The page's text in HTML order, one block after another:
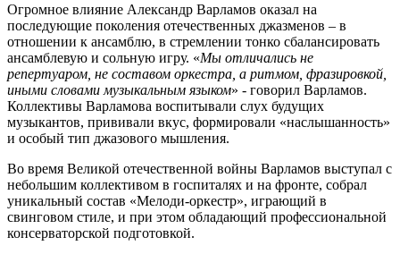
Огромное влияние Александр Варламов оказал на
последующие поколения отечественных джазменов – в
отношении к ансамблю, в стремлении тонко сбалансировать
ансамблевую и сольную игру. «Мы отличались не
репертуаром, не составом оркестра, а ритмом, фразировкой,
иными словами музыкальным языком» - говорил Варламов.
Коллективы Варламова воспитывали слух будущих
музыкантов, прививали вкус, формировали «наслышанность»
и особый тип джазового мышления.
Во время Великой отечественной войны Варламов выступал с
небольшим коллективом в госпиталях и на фронте, собрал
уникальный состав «Мелоди-оркестр», играющий в
свинговом стиле, и при этом обладающий профессиональной
консерваторской подготовкой.